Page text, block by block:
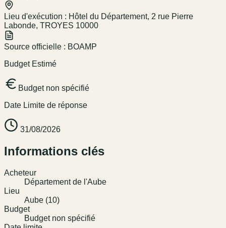
Lieu d'exécution : Hôtel du Département, 2 rue Pierre
Labonde, TROYES 10000
Source officielle : BOAMP
Budget Estimé
Budget non spécifié
Date Limite de réponse
31/08/2026
Informations clés
Acheteur
Département de l'Aube
Lieu
Aube (10)
Budget
Budget non spécifié